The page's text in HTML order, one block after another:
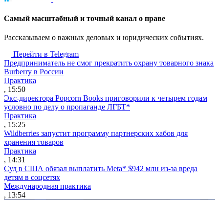
Cамый масштабный и точный канал о праве
Рассказываем о важных деловых и юридических событиях.
Перейти в Telegram
Предприниматель не смог прекратить охрану товарного знака
Burberry в России
Практика
, 15:50
Экс-директора Popcorn Books приговорили к четырем годам
условно по делу о пропаганде ЛГБТ*
Практика
, 15:25
Wildberries запустит программу партнерских хабов для
хранения товаров
Практика
, 14:31
Суд в США обязал выплатить Meta* $942 млн из-за вреда
детям в соцсетях
Международная практика
, 13:54